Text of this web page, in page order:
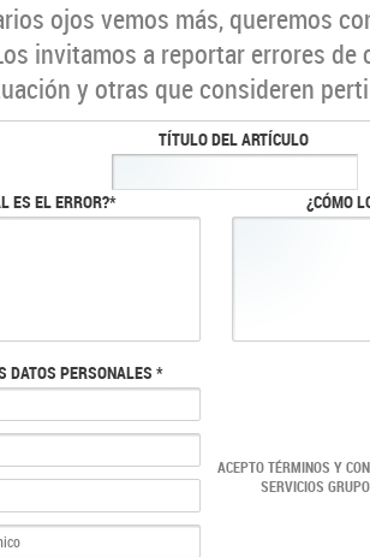
ojos vemos más, queremos
invitamos a reportar errores
y otras que consideren
TÍTULO DEL ARTÍCULO
ES EL ERROR?* ¿CÓMO
DATOS PERSONALES *
ACEPTO TÉRMINOS Y
SERVICIOS